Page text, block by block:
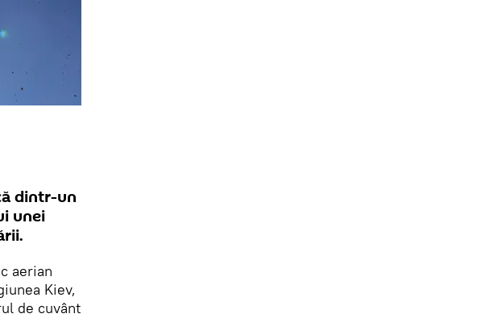
dintr-un
unei
aerian
Kiev,
de cuvânt